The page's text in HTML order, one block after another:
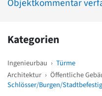
Objektkommentar
Kategorien
Ingenieurbau › Türme
Architektur › Öffentliche
Schlösser/Burgen/